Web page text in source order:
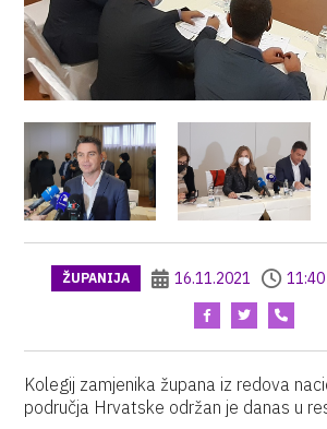
ŽUPANIJA 16.11.2021 11:40
Kolegij zamjenika župana iz redova
područja Hrvatske održan je danas u